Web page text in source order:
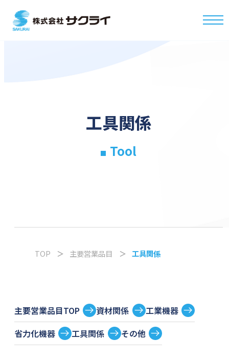
工具関係
Tool
TOP 主要営業品目 工具関係
主要営業品目TOP 資材関係
工業機器
省力化機器
工具関係 その他